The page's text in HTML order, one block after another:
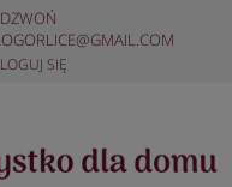
SIĘ